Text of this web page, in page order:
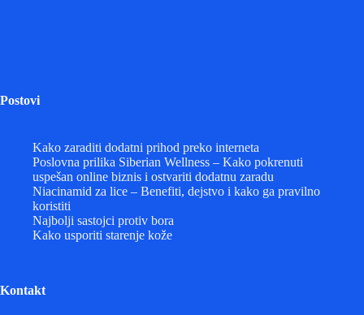
Postovi
Kako zaraditi dodatni prihod preko interneta
Poslovna prilika Siberian Wellness – Kako pokrenuti
uspešan online biznis i ostvariti dodatnu zaradu
Niacinamid za lice – Benefiti, dejstvo i kako ga pravilno
koristiti
Najbolji sastojci protiv bora
Kako usporiti starenje kože
Kontakt